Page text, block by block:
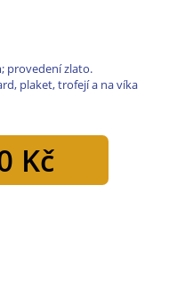
provedení zlato.
plaket, trofejí a na víka
Kč